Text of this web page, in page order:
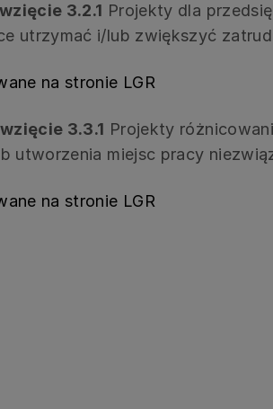
3.2.1 Projekty dla
utrzymać i/lub zwiększyć
na stronie LGR
3.3.1 Projekty
utworzenia miejsc pracy
na stronie LGR